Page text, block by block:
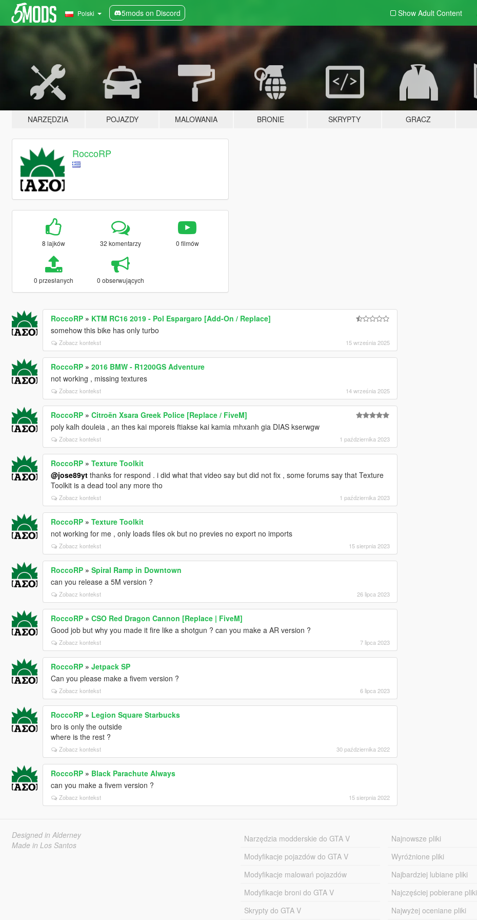
Polski 5mods on Discord Show Adult Content
NARZĘDZIA POJAZDY MALOWANIA BRONIE SKRYPTY GRACZ
RoccoRP
8 lajków 32 komentarzy 0 filmów
0 przesłanych 0 obserwujących
RoccoRP» KTM RC16 2019 - Pol Espargaro [Add-On / Replace]
somehow this bike has only turbo
Zobacz kontekst 15 września 2025
RoccoRP» 2016 BMW - R1200GS Adventure
not working , missing textures
Zobacz kontekst 14 września 2025
RoccoRP» Citroën Xsara Greek Police [Replace / FiveM]
poly kalh douleia , an thes kai mporeis ftiakse kai kamia mhxanh gia DIAS kserwgw
Zobacz kontekst 1 października 2023
RoccoRP» Texture Toolkit
@jose89ytthanks for respond . i did what that video say but did not fix , some forums say that Texture
Toolkit is a dead tool any more tho
Zobacz kontekst 1 października 2023
RoccoRP» Texture Toolkit
not working for me , only loads files ok but no previes no export no imports
Zobacz kontekst 15 sierpnia 2023
RoccoRP» Spiral Ramp in Downtown
can you release a 5M version ?
Zobacz kontekst 26 lipca 2023
RoccoRP» CSO Red Dragon Cannon [Replace | FiveM]
Good job but why you made it fire like a shotgun ? can you make a AR version ?
Zobacz kontekst 7 lipca 2023
RoccoRP» Jetpack SP
Can you please make a fivem version ?
Zobacz kontekst 6 lipca 2023
RoccoRP» Legion Square Starbucks
bro is only the outside
where is the rest ?
Zobacz kontekst 30 października 2022
RoccoRP» Black Parachute Always
can you make a fivem version ?
Zobacz kontekst 15 sierpnia 2022
Designed in Alderney
Made in Los Santos
Narzędzia modderskie do GTA V
Modyfikacje pojazdów do GTA V
Modyfikacje malowań pojazdów
Modyfikacje broni do GTA V
Skrypty do GTA V
Najnowsze pliki
Wyróżnione pliki
Najbardziej lubiane pliki
Najczęściej pobierane pliki
Najwyżej oceniane pliki